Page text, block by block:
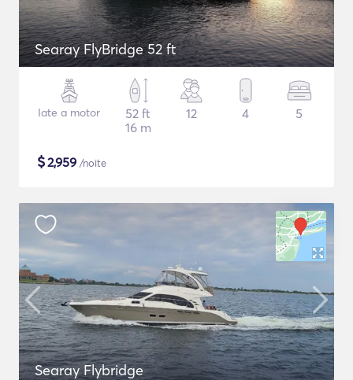
Searay FlyBridge 52 ft
Iate a motor
52 ft
16 m
12 4 5
$2,959 /noite
Searay Flybridge